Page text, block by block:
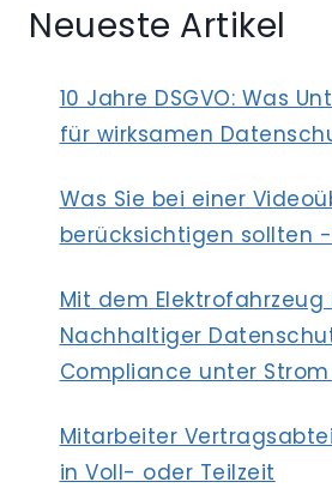
M D
Neueste Artikel
10 Jahre DSGVO: Was
für wirksamen
Was Sie bei einer
berücksichtigen sollten
Mit dem Elektrofahrzeug
Nachhaltiger
Compliance unter Strom
Mitarbeiter
in Voll- oder Teilzeit